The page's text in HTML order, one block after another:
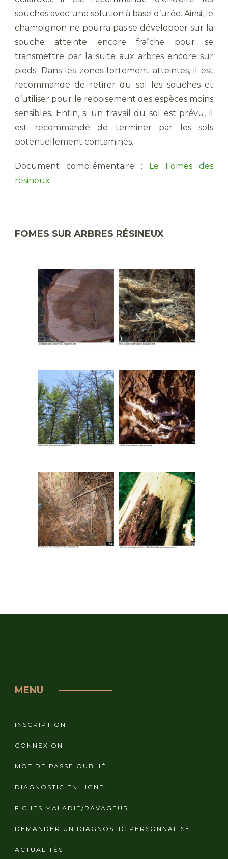
souches avec une solution à base d’urée. Ainsi, le
champignon ne pourra pas se développer sur la
souche atteinte encore fraîche pour se
transmettre par la suite aux arbres encore sur
pieds. Dans les zones fortement atteintes, il est
recommandé de retirer du sol les souches et
d’utiliser pour le reboisement des espèces moins
sensibles. Enfin, si un travail du sol est prévu, il
est recommandé de terminer par les sols
potentiellement contaminés.
Document complémentaire : Le Fomes des
résineux
FOMES SUR ARBRES RÉSINEUX
MENU
INSCRIPTION
CONNEXION
MOT DE PASSE OUBLIÉ
DIAGNOSTIC EN LIGNE
FICHES MALADIE/RAVAGEUR
DEMANDER UN DIAGNOSTIC PERSONNALISÉ
ACTUALITÉS